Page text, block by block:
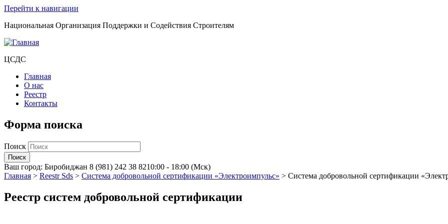
Перейти к навигации
Национальная Организация Поддержки и Содействия Строителям
ЦСДС
Главная
О нас
Реестр
Контакты
Форма поиска
Поиск
Ваш город: Биробиджан 8 (981) 242 38 8210:00 - 18:00 (Мск)
Главная > Reestr Sds > Система добровольной сертификации «Электроимпульс» > Система добровольной сертификации
Реестр систем добровольной сертификации